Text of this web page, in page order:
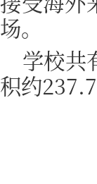
场。
学校共
积约